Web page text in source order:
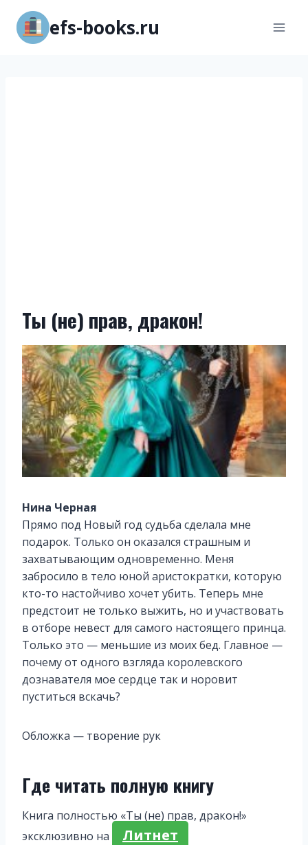
Перейти
содержимому
efs-books.ru
Ты (не) прав, дракон!
Нина Черная
Прямо под Новый год судьба сделала мне
подарок. Только он оказался страшным и
захватывающим одновременно. Меня
забросило в тело юной аристократки, которую
кто-то настойчиво хочет убить. Теперь мне
предстоит не только выжить, но и участвовать
в отборе невест для самого настоящего принца.
Только это — меньшие из моих бед. Главное —
почему от одного взгляда королевского
дознавателя мое сердце так и норовит
пуститься вскачь?
Обложка — творение рук
Где читать полную книгу
Книга полностью «Ты (не) прав, дракон!»
эксклюзивно на
Литнет